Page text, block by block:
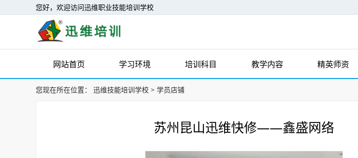
您好，欢迎访问迅维职业技能培训学校
网站首页 学习环境 培训科目 教学内容 精英师资
您现在所在位置： 迅维技能培训学校 > 学员店铺
苏州昆山迅维快修——鑫盛网络